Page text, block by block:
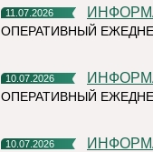
11.07.2026
ОПЕРАТИВНЫЙ
10.07.2026
ОПЕРАТИВНЫЙ
10.07.2026